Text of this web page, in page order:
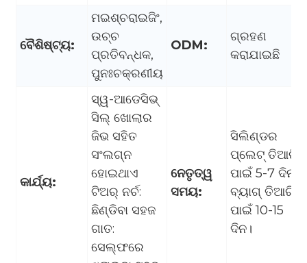
ବୈଶିଷ୍ଟ୍ୟ:
ମଇଶ୍ଚରାଇଜିଂ,
ଉଚ୍ଚ
ପ୍ରତିବନ୍ଧକ,
ପୁନଃଚକ୍ରଣୀୟ
ODM:
ଗ୍ରହଣ
କରାଯାଇଛି
କାର୍ଯ୍ୟ:
ସ୍ୱ-ଆଡେସିଭ୍
ସିଲ୍ ଖୋଲାର
ଜିଭ ସହିତ
ସଂଲଗ୍ନ
ହୋଇଥାଏ
ଟିଅର୍ ନର୍ଚ:
ଛିଣ୍ଡିବା ସହଜ
ଗାତ:
ସେଲ୍ଫରେ
ନେତୃତ୍ୱ
ସମୟ:
ସିଲିଣ୍ଡର
ପ୍ଲେଟ୍ ତିଆରି
ପାଇଁ 5-7 ଦିନ
ବ୍ୟାଗ୍ ତିଆରି
ପାଇଁ 10-15
ଦିନ।